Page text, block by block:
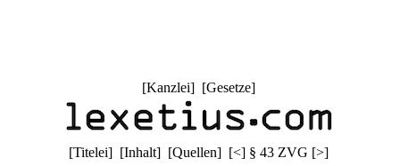
[Kanzlei] [Gesetze]
[Titelei] [Inhalt] [Quellen] [<] § 43 ZVG [>]